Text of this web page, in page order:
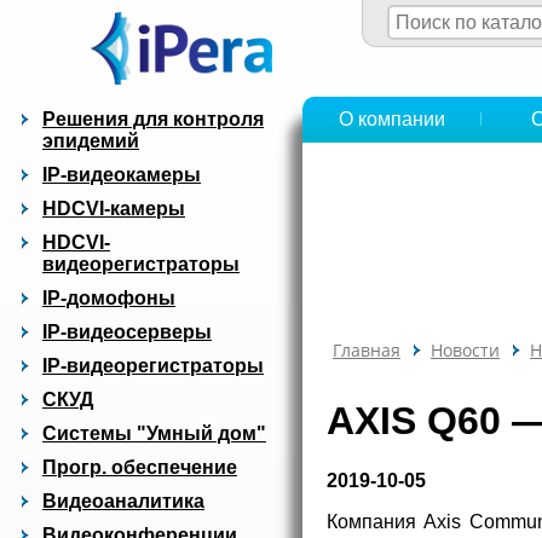
Решения для контроля
эпидемий
IP-видеокамеры
HDCVI-камеры
HDCVI-
видеорегистраторы
IP-домофоны
IP-видеосерверы
IP-видеорегистраторы
СКУД
Системы "Умный дом"
Прогр. обеспечение
Видеоаналитика
О компании
Главная Новости
AXIS Q60
2019-10-05
Компания Axis